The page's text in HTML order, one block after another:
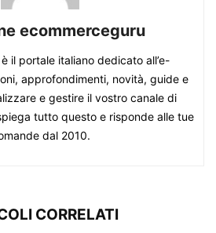
ecommerceguru
il portale italiano dedicato all’e-
approfondimenti, novità, guide e
e gestire il vostro canale di
tutto questo e risponde alle tue
dal 2010.
CORRELATI